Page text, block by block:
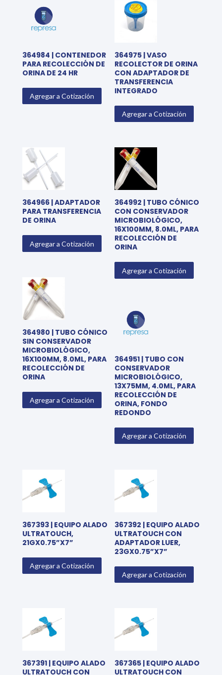
364984 | CONTENEDOR
PARA RECOLECCIÓN DE
ORINA DE 24 HR
Agregar a Cotización
364975 | VASO
RECOLECTOR DE ORINA
CON ADAPTADOR DE
TRANSFERENCIA
INTEGRADO
Agregar a Cotización
364966 | ADAPTADOR
PARA TRANSFERENCIA
DE ORINA
Agregar a Cotización
364992 | TUBO CÓNICO
CON CONSERVADOR
MICROBIOLÓGICO,
16X100MM, 8.0ML, PARA
RECOLECCIÓN DE
ORINA
Agregar a Cotización
364980 | TUBO CÓNICO
SIN CONSERVADOR
MICROBIOLÓGICO,
16X100MM, 8.0ML, PARA
RECOLECCIÓN DE
ORINA
Agregar a Cotización
364951 | TUBO CON
CONSERVADOR
MICROBIOLÓGICO,
13X75MM, 4.0ML, PARA
RECOLECCIÓN DE
ORINA, FONDO
REDONDO
Agregar a Cotización
367393 | EQUIPO ALADO
ULTRATOUCH,
21GX0.75”X7”
Agregar a Cotización
367392 | EQUIPO ALADO
ULTRATOUCH CON
ADAPTADOR LUER,
23GX0.75”X7”
Agregar a Cotización
367391 | EQUIPO ALADO
ULTRATOUCH CON
367365 | EQUIPO ALADO
ULTRATOUCH CON